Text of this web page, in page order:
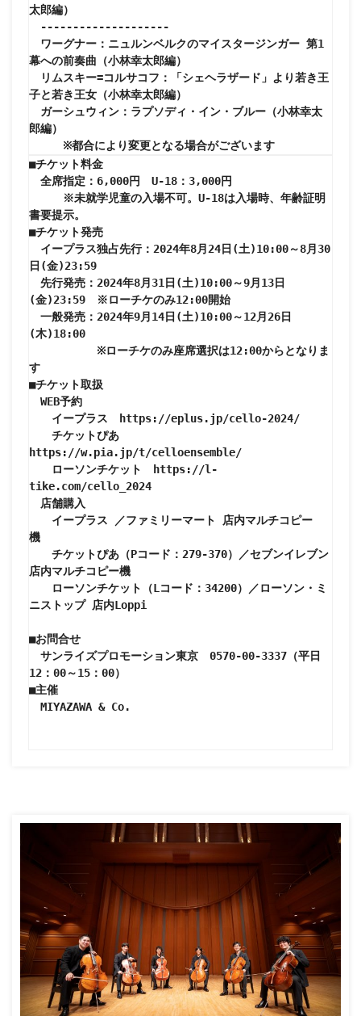
太郎編）
--------------------
ワーグナー：ニュルンベルクのマイスタージンガー 第1
幕への前奏曲（小林幸太郎編）
リムスキー=コルサコフ：「シェヘラザード」より若き王
子と若き王女（小林幸太郎編）
ガーシュウィン：ラプソディ・イン・ブルー（小林幸太
郎編）
※都合により変更となる場合がございます
■チケット料金
全席指定：6,000円　U-18：3,000円
※未就学児童の入場不可。U-18は入場時、年齢証明
書要提示。
■チケット発売
イープラス独占先行：2024年8月24日(土)10:00～8月30
日(金)23:59
先行発売：2024年8月31日(土)10:00～9月13日
(金)23:59　※ローチケのみ12:00開始
一般発売：2024年9月14日(土)10:00～12月26日
(木)18:00
※ローチケのみ座席選択は12:00からとなりま
す
■チケット取扱
WEB予約
イープラス　https://eplus.jp/cello-2024/
チケットぴあ
https://w.pia.jp/t/celloensemble/
ローソンチケット　https://l-
tike.com/cello_2024
店舗購入
イープラス ／ファミリーマート 店内マルチコピー
機
チケットぴあ（Pコード：279-370）／セブンイレブン
店内マルチコピー機
ローソンチケット（Lコード：34200）／ローソン・ミ
ニストップ 店内Loppi
■お問合せ
サンライズプロモーション東京　0570-00-3337（平日
12：00～15：00）
■主催
MIYAZAWA & Co.